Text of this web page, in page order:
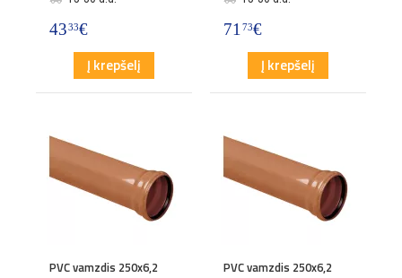
4333€
Į krepšelį
7173€
Į krepšelį
PVC vamzdis 250x6,2
PVC vamzdis 250x6,2